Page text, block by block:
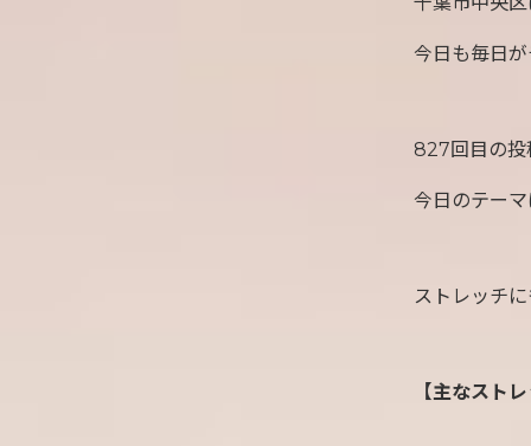
今日も毎日
827回目の投
今日のテー
ストレッチ
【主なスト